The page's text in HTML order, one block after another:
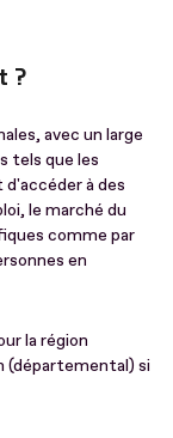
?
avec un large
tels que les
à des
le marché du
comme par
en
la région
(départemental) si